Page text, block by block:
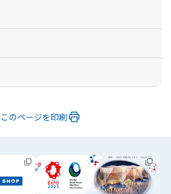
このページを印刷